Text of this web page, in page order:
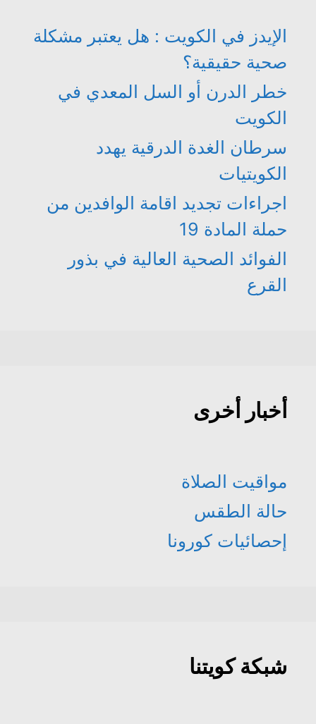
الإيدز في الكويت : هل يعتبر مشكلة
صحية حقيقية؟
خطر الدرن أو السل المعدي في
الكويت
سرطان الغدة الدرقية يهدد
الكويتيات
اجراءات تجديد اقامة الوافدين من
حملة المادة 19
الفوائد الصحية العالية في بذور
القرع
أخبار أخرى
مواقيت الصلاة
حالة الطقس
إحصائيات كورونا
شبكة كويتنا